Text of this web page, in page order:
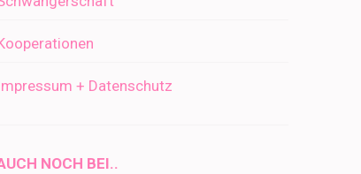
+ Datenschutz
NOCH BEI..